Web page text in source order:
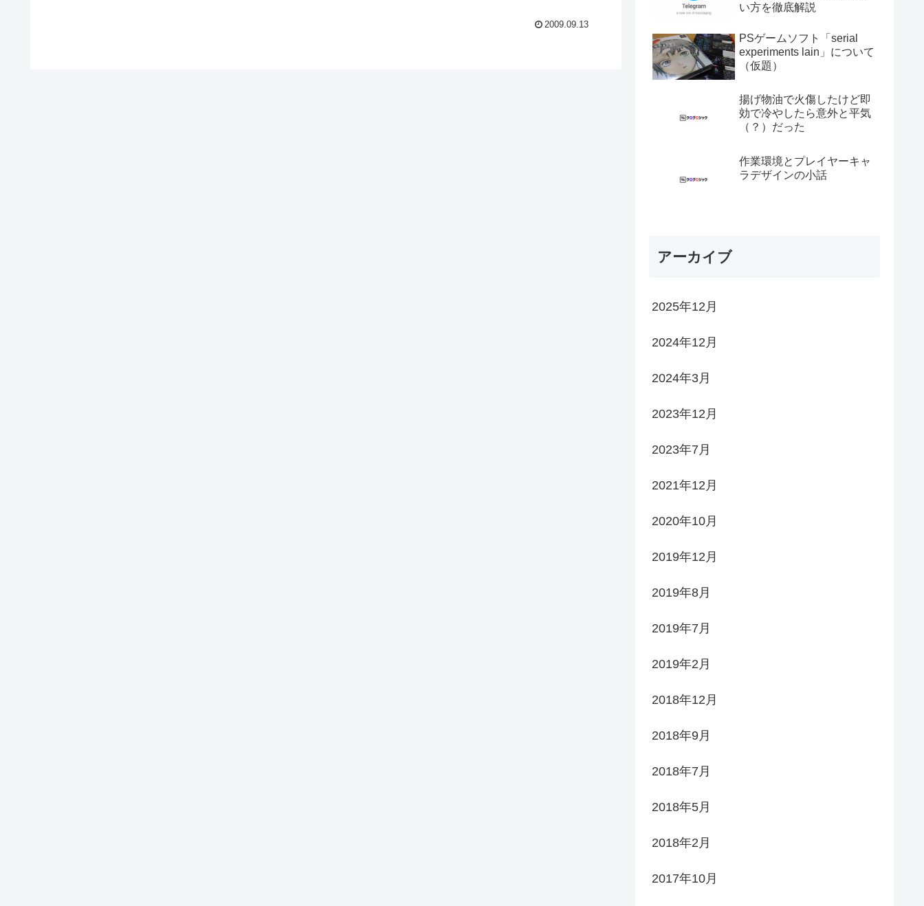
2009.09.13
い方を徹底解説
PSゲームソフト「serial
experiments lain」について
（仮題）
揚げ物油で火傷したけど即
効で冷やしたら意外と平気
（？）だった
作業環境とプレイヤーキャ
ラデザインの小話
アーカイブ
2025年12月
2024年12月
2024年3月
2023年12月
2023年7月
2021年12月
2020年10月
2019年12月
2019年8月
2019年7月
2019年2月
2018年12月
2018年9月
2018年7月
2018年5月
2018年2月
2017年10月